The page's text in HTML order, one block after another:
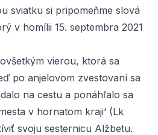
sviatku si pripomeňme slová
v homílii 15. septembra 2021
vierou, ktorá sa
po anjelovom zvestovaní sa
na cestu a ponáhľalo sa
v hornatom kraji‘ (Lk
svoju sesternicu Alžbetu.